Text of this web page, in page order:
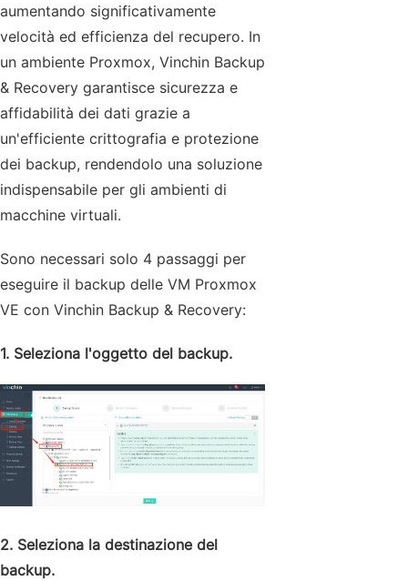
aumentando significativamente
velocità ed efficienza del recupero. In
un ambiente Proxmox, Vinchin Backup
& Recovery garantisce sicurezza e
affidabilità dei dati grazie a
un'efficiente crittografia e protezione
dei backup, rendendolo una soluzione
indispensabile per gli ambienti di
macchine virtuali.
Sono necessari solo 4 passaggi per
eseguire il backup delle VM Proxmox
VE con Vinchin Backup & Recovery:
1. Seleziona l'oggetto del backup.
2. Seleziona la destinazione del
backup.